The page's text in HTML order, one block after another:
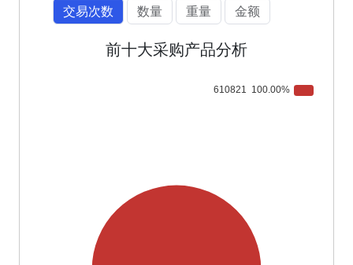
交易次数
数量 重量 金额
前十大采购产品分析